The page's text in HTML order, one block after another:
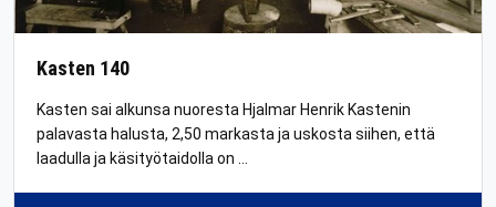
Kasten 140
Kasten sai alkunsa nuoresta Hjalmar Henrik Kastenin
palavasta halusta, 2,50 markasta ja uskosta siihen, että
laadulla ja käsityötaidolla on …